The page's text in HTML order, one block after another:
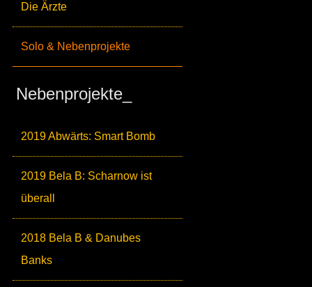
Die Ärzte
Solo & Nebenprojekte
Nebenprojekte_
2019 Abwärts: Smart Bomb
2019 Bela B: Scharnow ist
überall
2018 Bela B & Danubes
Banks